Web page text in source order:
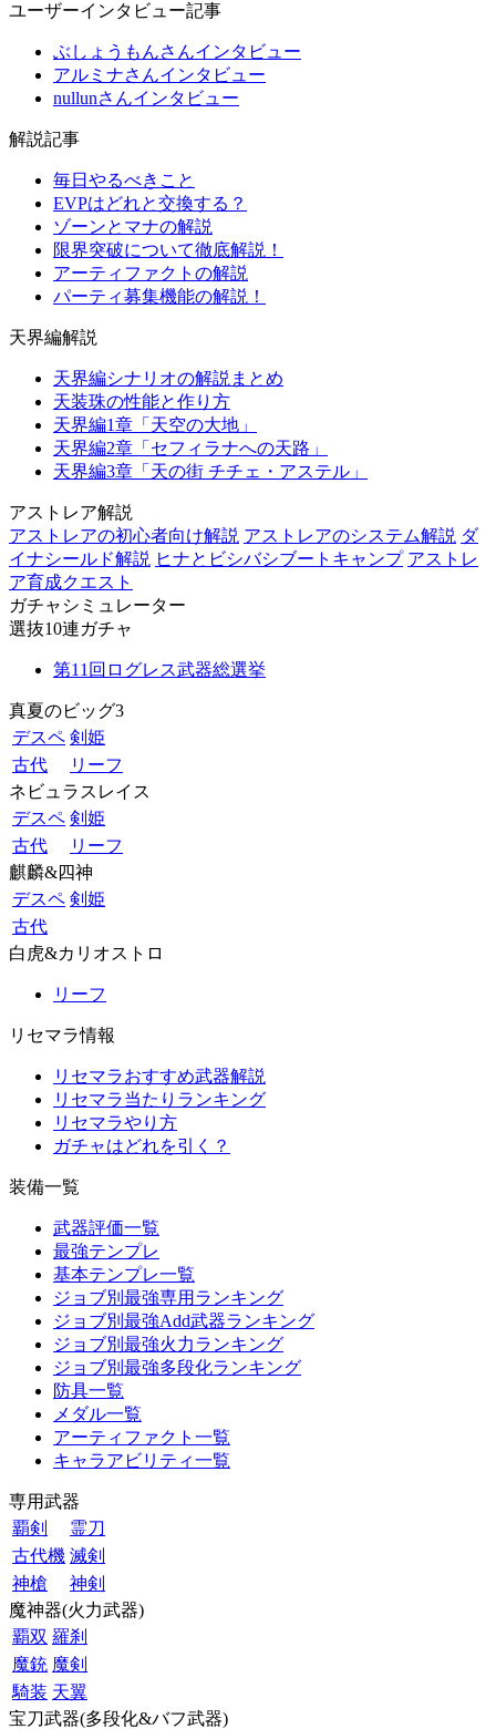
ユーザーインタビュー記事
ぶしょうもんさんインタビュー
アルミナさんインタビュー
nullunさんインタビュー
解説記事
毎日やるべきこと
EVPはどれと交換する？
ゾーンとマナの解説
限界突破について徹底解説！
アーティファクトの解説
パーティ募集機能の解説！
天界編解説
天界編シナリオの解説まとめ
天装珠の性能と作り方
天界編1章「天空の大地」
天界編2章「セフィラナへの天路」
天界編3章「天の街 チチェ・アステル」
アストレア解説
アストレアの初心者向け解説 アストレアのシステム解説 ダ
イナシールド解説 ヒナとビシバシブートキャンプ アストレ
ア育成クエスト
ガチャシミュレーター
選抜10連ガチャ
第11回ログレス武器総選挙
真夏のビッグ3
デスペ 剣姫
古代
リーフ
ネビュラスレイス
デスペ 剣姫
古代
リーフ
麒麟&四神
デスペ 剣姫
古代
白虎&カリオストロ
リーフ
リセマラ情報
リセマラおすすめ武器解説
リセマラ当たりランキング
リセマラやり方
ガチャはどれを引く？
装備一覧
武器評価一覧
最強テンプレ
基本テンプレ一覧
ジョブ別最強専用ランキング
ジョブ別最強Add武器ランキング
ジョブ別最強火力ランキング
ジョブ別最強多段化ランキング
防具一覧
メダル一覧
アーティファクト一覧
キャラアビリティ一覧
専用武器
覇剣
霊刀
古代機 滅剣
神槍
神剣
魔神器(火力武器)
覇双 羅刹
魔銃 魔剣
騎装 天翼
宝刀武器(多段化&バフ武器)